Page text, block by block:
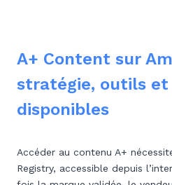
A+ Content sur
stratégie, outils
disponibles
Accéder au contenu A+
Registry, accessible depuis